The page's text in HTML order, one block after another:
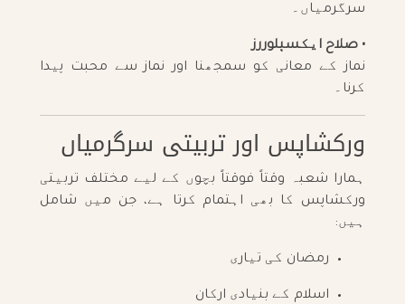
سرگرمیاں۔
• صلاح ایکسپلوررز
نماز کے معانی کو سمجھنا اور نماز سے محبت پیدا
کرنا۔
ورکشاپس اور تربیتی سرگرمیاں
ہمارا شعبہ وقتاً فوقتاً بچوں کے لیے مختلف تربیتی
ورکشاپس کا بھی اہتمام کرتا ہے، جن میں شامل
ہیں:
رمضان کی تیاری
اسلام کے بنیادی ارکان